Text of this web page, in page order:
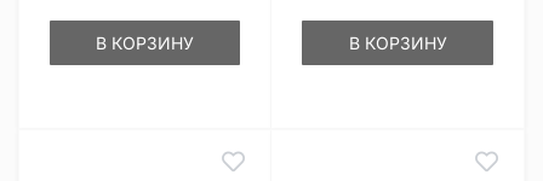
В КОРЗИНУ В КОРЗИНУ